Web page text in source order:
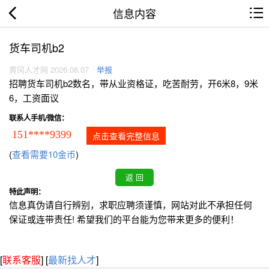
信息内容
货车司机b2
黄冈人才网 2026.08.07 举报
招聘货车司机b2数名，带从业资格证，吃苦耐劳，开6米8，9米
6，工资面议
联系人手机/微信：
151****9399 点击查看完整信息
(查看需要10金币)
特此声明：
信息真伪请自行辨别，求职应聘须谨慎，网站对此不承担任何
保证或连带责任! 希望我们的平台能为您带来更多的便利！
[联系客服] [最新找人才]